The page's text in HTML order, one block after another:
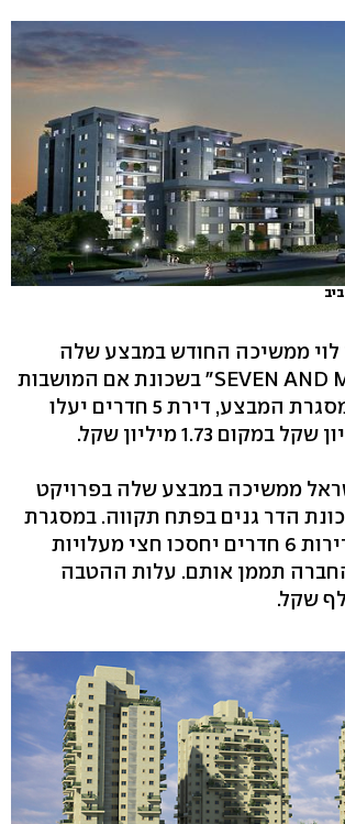
לוי ממשיכה החודש במבצע שלה
בפרויקט "SEVEN AND MORE" בשכונת אם המושבות
בפתח תקווה. במסגרת המבצע, דירת 5 חדרים יעלו
ממשיכה במבצע שלה בפרויקט
הדר גנים בפתח תקווה. במסגרת
המבצע, רוכשי דירות 6 חדרים יחסכו חצי מעלויות
תממן אותם. עלות ההטבה